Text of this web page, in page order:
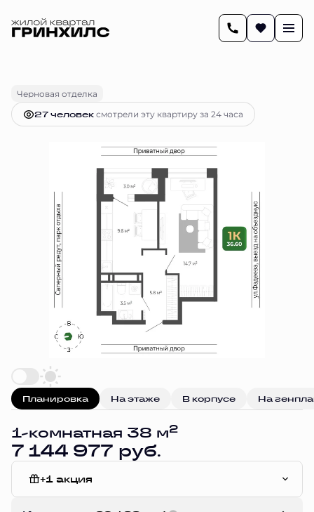
1-комнатная 38 м 7 144 977 руб.
Черновая отделка
27 человексмотрели эту квартиру за 24 часа
Планировка На этаже В корпусе На
1-комнатная 38 м2
7 144 977 руб.
+1 акция